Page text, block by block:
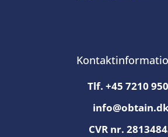
Tlf. +45 7210
info@obtain.dk
CVR nr.